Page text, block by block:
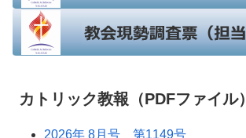
カトリック教報（PDFファイル）
2026年 8月号 第1149号